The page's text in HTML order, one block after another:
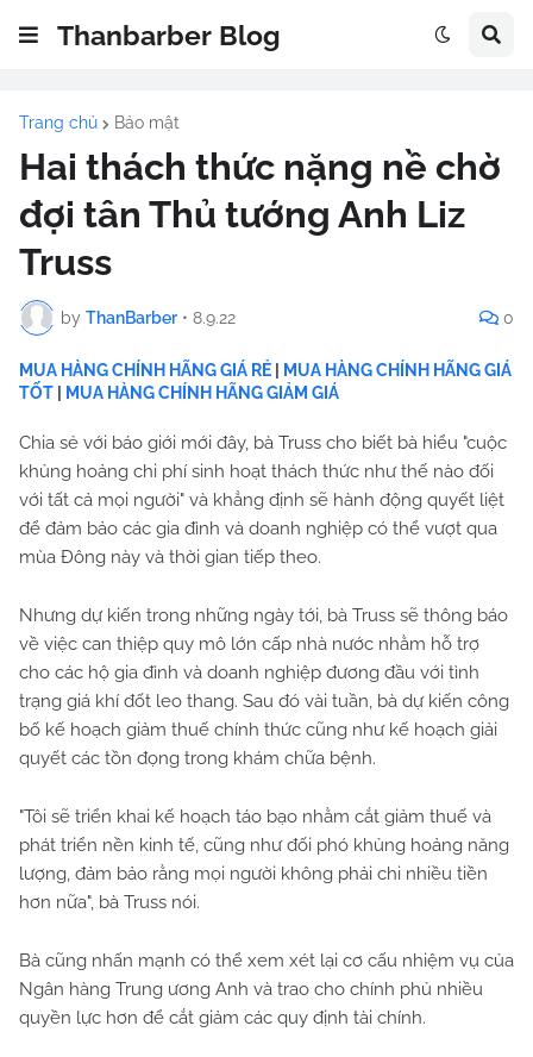
Thanbarber Blog
Trang chủ Bảo mật
Hai thách thức nặng nề chờ
đợi tân Thủ tướng Anh Liz
Truss
by ThanBarber • 8.9.22 0
MUA HÀNG CHÍNH HÃNG GIÁ RẺ
MUA HÀNG CHÍNH HÃNG GIÁ
TỐT
MUA HÀNG CHÍNH HÃNG GIẢM GIÁ
Chia sẻ với báo giới mới đây, bà Truss cho biết bà hiểu "cuộc
khủng hoảng chi phí sinh hoạt thách thức như thế nào đối
với tất cả mọi người" và khẳng định sẽ hành động quyết liệt
để đảm bảo các gia đình và doanh nghiệp có thể vượt qua
mùa Đông này và thời gian tiếp theo.
Nhưng dự kiến trong những ngày tới, bà Truss sẽ thông báo
về việc can thiệp quy mô lớn cấp nhà nước nhằm hỗ trợ
cho các hộ gia đình và doanh nghiệp đương đầu với tình
trạng giá khí đốt leo thang. Sau đó vài tuần, bà dự kiến công
bố kế hoạch giảm thuế chính thức cũng như kế hoạch giải
quyết các tồn đọng trong khám chữa bệnh.
"Tôi sẽ triển khai kế hoạch táo bạo nhằm cắt giảm thuế và
phát triển nền kinh tế, cũng như đối phó khủng hoảng năng
lượng, đảm bảo rằng mọi người không phải chi nhiều tiền
hơn nữa", bà Truss nói.
Bà cũng nhấn mạnh có thể xem xét lại cơ cấu nhiệm vụ của
Ngân hàng Trung ương Anh và trao cho chính phủ nhiều
quyền lực hơn để cắt giảm các quy định tài chính.